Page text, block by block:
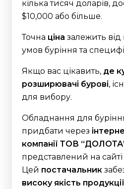
кілька тисяч доларів,
$10,000 або більше.
Точна ціна залежить
умов буріння та
Якщо вас цікавить, де
розширювачі бурові,
для вибору.
Обладнання для
придбати через
компанії ТОВ
представлений на сайті
Цей постачальник
високу якість продукції